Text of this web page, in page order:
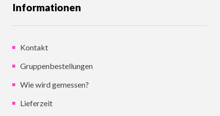
Informationen
Kontakt
Gruppenbestellungen
Wie wird gemessen?
Lieferzeit